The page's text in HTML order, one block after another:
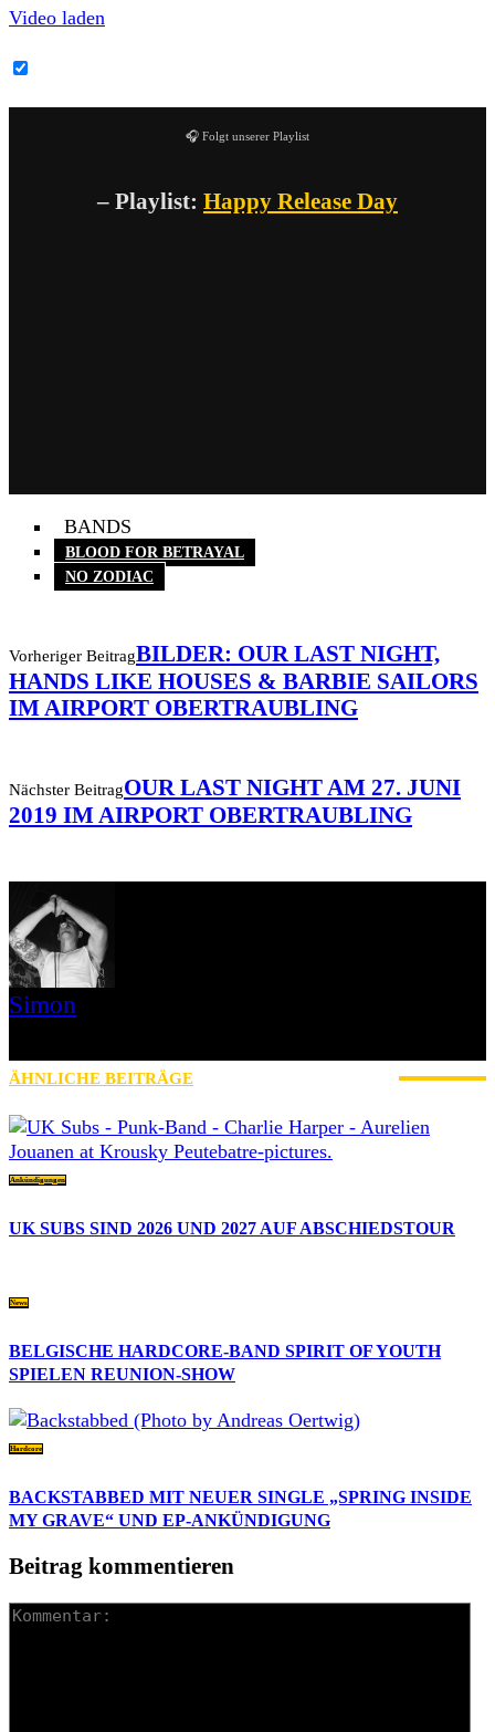
Video laden
🎧 Folgt unserer Playlist
– Playlist: Happy Release Day
BANDS
BLOOD FOR BETRAYAL
NO ZODIAC
Vorheriger BeitragBILDER: OUR LAST NIGHT,
HANDS LIKE HOUSES & BARBIE SAILORS
IM AIRPORT OBERTRAUBLING
Nächster BeitragOUR LAST NIGHT AM 27. JUNI
2019 IM AIRPORT OBERTRAUBLING
Simon
ÄHNLICHE BEITRÄGE
Ankündigungen
UK SUBS SIND 2026 UND 2027 AUF ABSCHIEDSTOUR
News
BELGISCHE HARDCORE-BAND SPIRIT OF YOUTH
SPIELEN REUNION-SHOW
Hardcore
BACKSTABBED MIT NEUER SINGLE „SPRING INSIDE
MY GRAVE“ UND EP-ANKÜNDIGUNG
Beitrag kommentieren